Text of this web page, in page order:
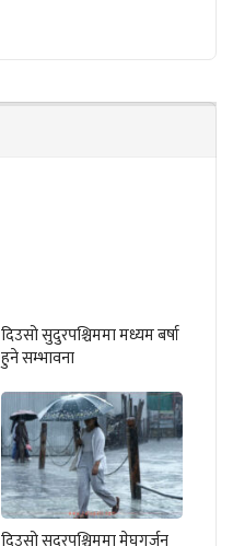
दिउसो सुदुरपश्चिममा मध्यम बर्षा
हुने सम्भावना